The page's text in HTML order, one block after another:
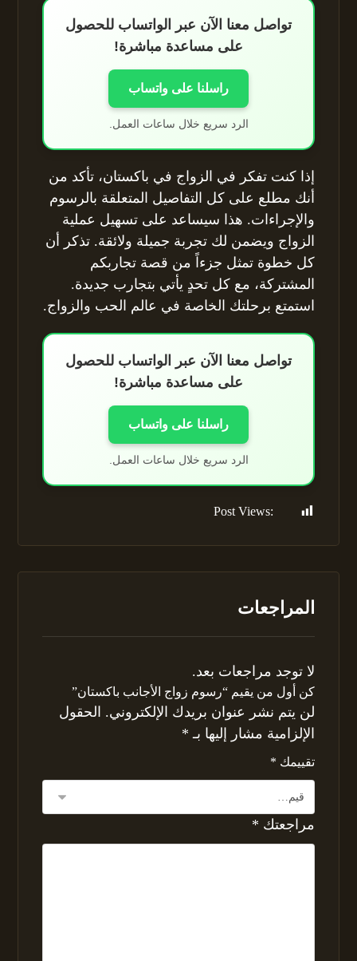
تواصل معنا الآن عبر الواتساب للحصول
على مساعدة مباشرة!
راسلنا على واتساب
الرد سريع خلال ساعات العمل.
إذا كنت تفكر في الزواج في باكستان، تأكد من
أنك مطلع على كل التفاصيل المتعلقة بالرسوم
والإجراءات. هذا سيساعد على تسهيل عملية
الزواج ويضمن لك تجربة جميلة ولائقة. تذكر أن
كل خطوة تمثل جزءاً من قصة تجاربكم
المشتركة، مع كل تحدٍ يأتي بتجارب جديدة.
استمتع برحلتك الخاصة في عالم الحب والزواج.
تواصل معنا الآن عبر الواتساب للحصول
على مساعدة مباشرة!
راسلنا على واتساب
الرد سريع خلال ساعات العمل.
Post Views:
المراجعات
لا توجد مراجعات بعد.
كن أول من يقيم “رسوم زواج الأجانب باكستان”
لن يتم نشر عنوان بريدك الإلكتروني. الحقول
الإلزامية مشار إليها بـ *
تقييمك *
مراجعتك *